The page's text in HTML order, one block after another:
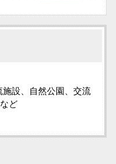
設、自然公園、交流
ど